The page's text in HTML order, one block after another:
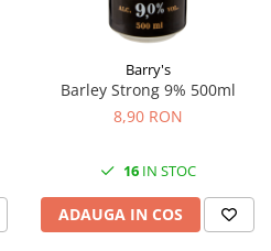
Barry's
Barley Strong 9% 500ml
8,90 RON
16IN STOC
ADAUGA IN COS